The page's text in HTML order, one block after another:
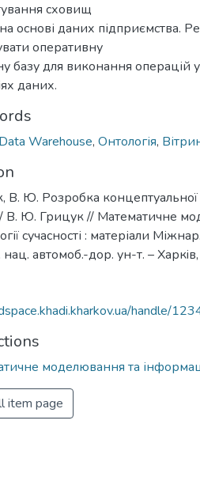
сховищ
основі даних підприємства.
оперативну
базу для виконання операцій
даних.
Data Warehouse, Онтологія,
В. Ю. Розробка
В. Ю. Грицук // Математичне
сучасності : матеріали
нац. автомоб.-дор. ун-т. –
handle/
моделювання та
item page